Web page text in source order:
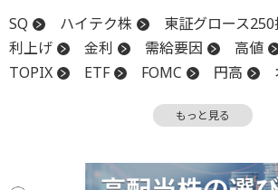
SQ ハイテク株
東証グロース
利上げ
金利 需給要因 高値
TOPIX
ETF FOMC 円高
材料 底
もっと見る